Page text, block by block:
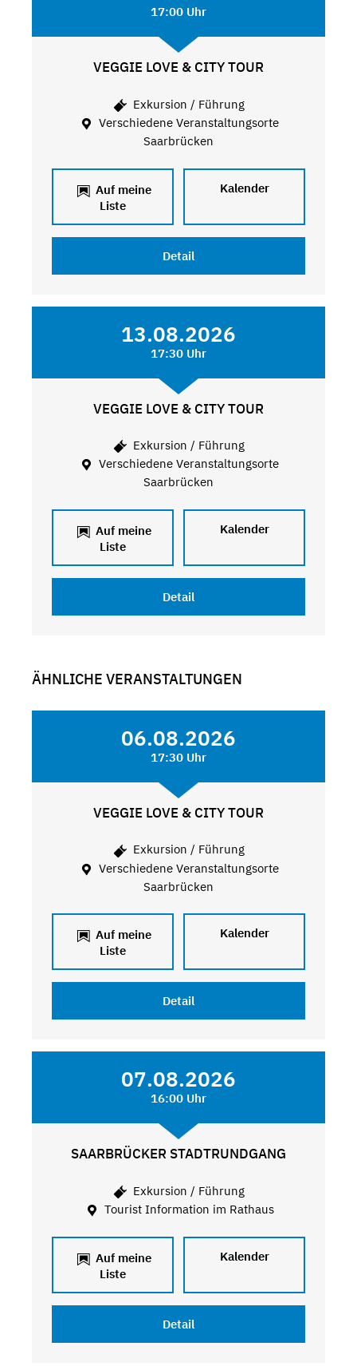
17:00 Uhr
VEGGIE LOVE & CITY TOUR
Exkursion / Führung
Verschiedene Veranstaltungsorte
Saarbrücken
Auf meine
Liste
Kalender
Detail
13.08.2026
17:30 Uhr
VEGGIE LOVE & CITY TOUR
Exkursion / Führung
Verschiedene Veranstaltungsorte
Saarbrücken
Auf meine
Liste
Kalender
Detail
ÄHNLICHE VERANSTALTUNGEN
06.08.2026
17:30 Uhr
VEGGIE LOVE & CITY TOUR
Exkursion / Führung
Verschiedene Veranstaltungsorte
Saarbrücken
Auf meine
Liste
Kalender
Detail
07.08.2026
16:00 Uhr
SAARBRÜCKER STADTRUNDGANG
Exkursion / Führung
Tourist Information im Rathaus
Auf meine
Liste
Kalender
Detail